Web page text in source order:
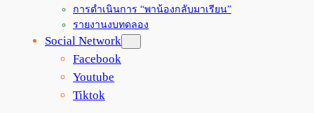
การดำเนินการ “พาน้องกลับมาเรียน”
รายงานงบทดลอง
Social Network
Facebook
Youtube
Tiktok